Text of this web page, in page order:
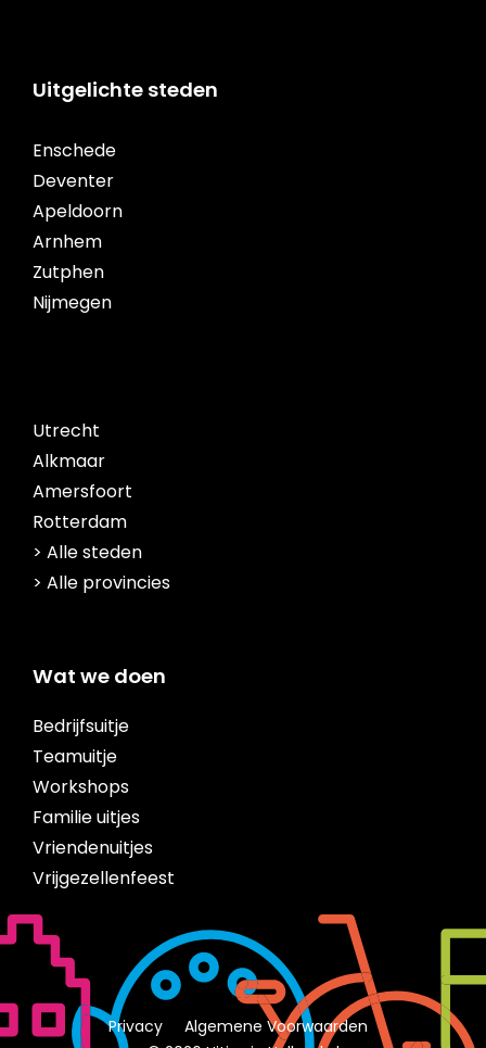
Uitgelichte steden
Enschede
Deventer
Apeldoorn
Arnhem
Zutphen
Nijmegen
Utrecht
Alkmaar
Amersfoort
Rotterdam
> Alle steden
> Alle provincies
Wat we doen
Bedrijfsuitje
Teamuitje
Workshops
Familie uitjes
Vriendenuitjes
Vrijgezellenfeest
Privacy
Algemene Voorwaarden